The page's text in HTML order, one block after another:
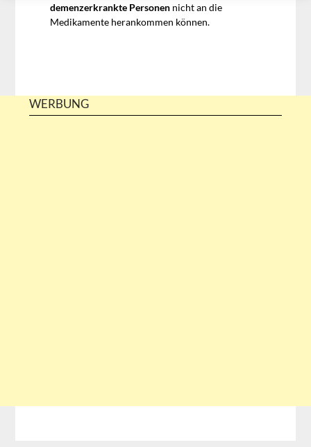
demenzerkrankte Personen nicht an die
Medikamente herankommen können.
WERBUNG